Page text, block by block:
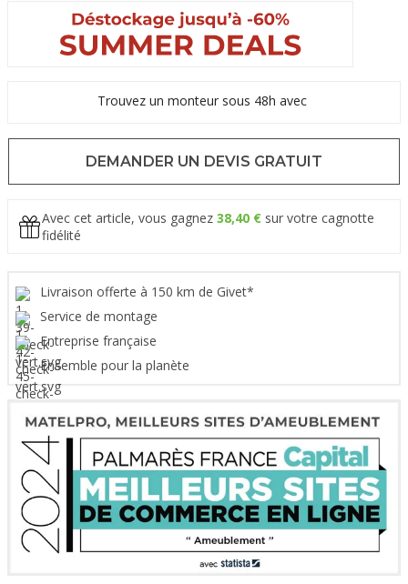
Trouvez un monteur sous 48h avec
DEMANDER UN DEVIS GRATUIT
Avec cet article, vous gagnez 38,40 € sur votre cagnotte
fidélité
Livraison offerte à 150 km de Givet*
Service de montage
Entreprise française
Ensemble pour la planète